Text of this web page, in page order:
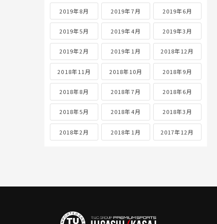
2019年8月 2019年7月 2019年6月
2019年5月 2019年4月 2019年3月
2019年2月 2019年1月 2018年12月
2018年11月 2018年10月 2018年9月
2018年8月 2018年7月 2018年6月
2018年5月 2018年4月 2018年3月
2018年2月 2018年1月 2017年12月